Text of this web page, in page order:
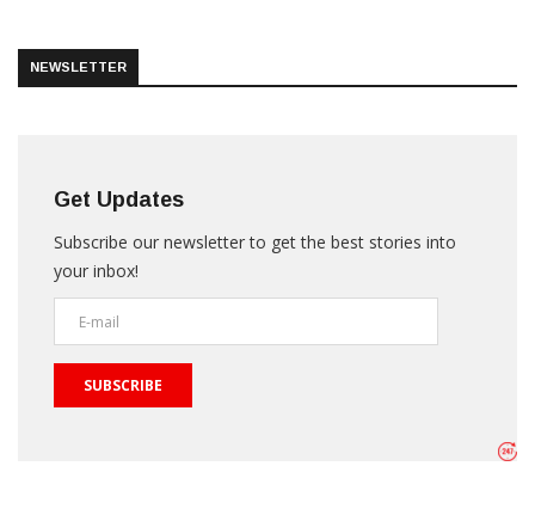
NEWSLETTER
Get Updates
Subscribe our newsletter to get the best stories into
your inbox!
SUBSCRIBE